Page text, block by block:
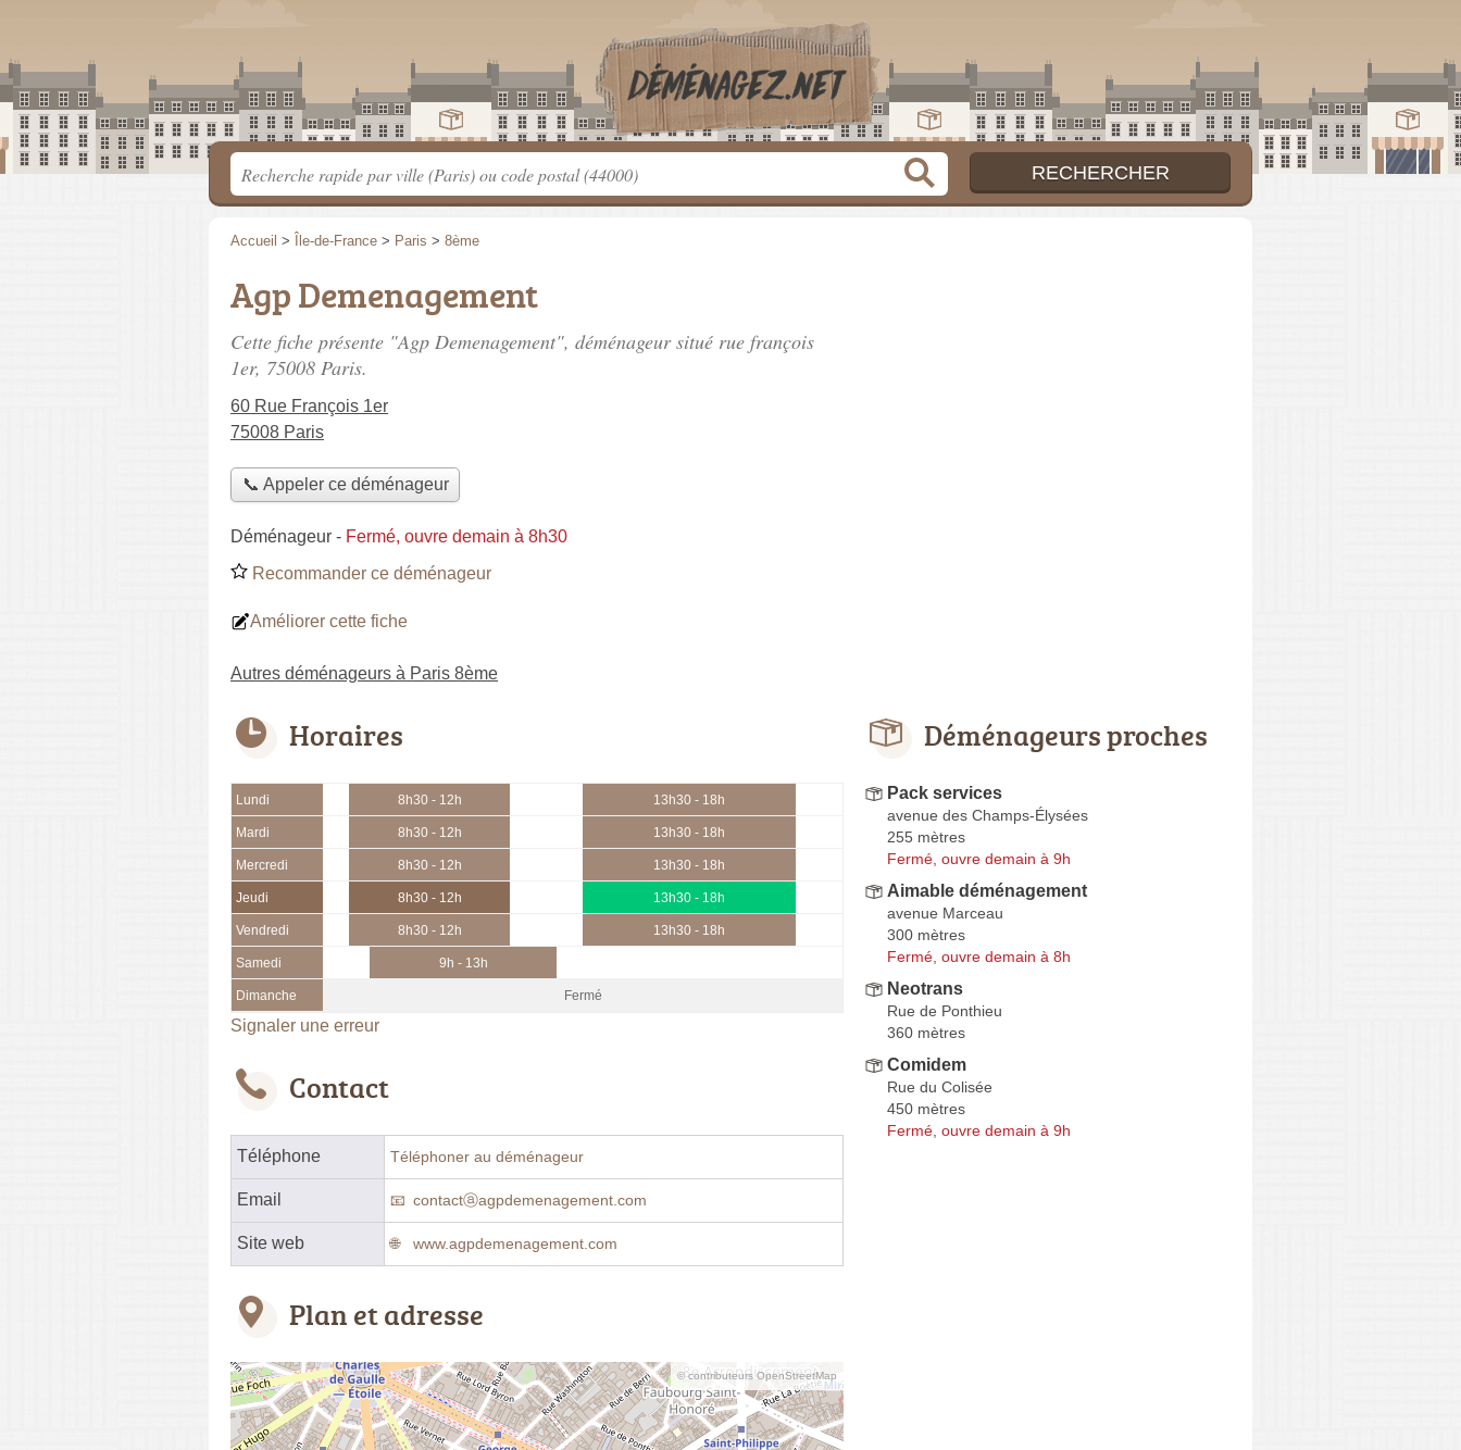
Accueil > Île-de-France > Paris > 8ème
Agp Demenagement
Cette fiche présente "Agp Demenagement", déménageur situé rue françois
1er, 75008 Paris.
60 Rue François 1er
75008 Paris
📞 Appeler ce déménageur
Déménageur - Fermé, ouvre demain à 8h30
Recommander ce déménageur
Améliorer cette fiche
Autres déménageurs à Paris 8ème
Horaires
Lundi 8h30 - 12h 13h30 - 18h
Mardi 8h30 - 12h 13h30 - 18h
Mercredi 8h30 - 12h 13h30 - 18h
Jeudi 8h30 - 12h 13h30 - 18h
Vendredi 8h30 - 12h 13h30 - 18h
Samedi 9h - 13h
Dimanche Fermé
Signaler une erreur
Contact
Téléphone Téléphoner au déménageur
Email contactⓐagpdemenagement.com
Site web www.agpdemenagement.com
Plan et adresse
© contributeurs OpenStreetMap
Déménageurs proches
Pack services
avenue des Champs-Élysées
255 mètres
Fermé, ouvre demain à 9h
Aimable déménagement
avenue Marceau
300 mètres
Fermé, ouvre demain à 8h
Neotrans
Rue de Ponthieu
360 mètres
Comidem
Rue du Colisée
450 mètres
Fermé, ouvre demain à 9h